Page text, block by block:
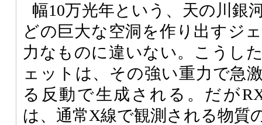
幅10万光年という、天の川銀
どの巨大な空洞を作り出すジ
力なものに違いない。こうし
ェットは、その強い重力で急
る反動で生成される。だが
は、通常X線で観測される物質